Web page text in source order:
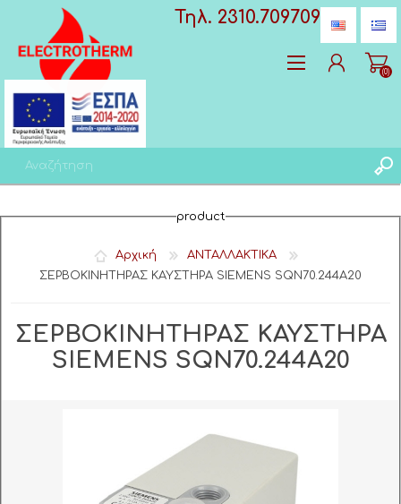
Τηλ. 2310.709709
Αγαπημένα
(0)
(0)
product
Αρχική
ΑΝΤΑΛΛΑΚΤΙΚΑ
ΣΕΡΒΟΚΙΝΗΤΗΡΑΣ ΚΑΥΣΤΗΡΑ SIEMENS SQN70.244A20
ΣΕΡΒΟΚΙΝΗΤΗΡΑΣ ΚΑΥΣΤΗΡΑ
SIEMENS SQN70.244A20